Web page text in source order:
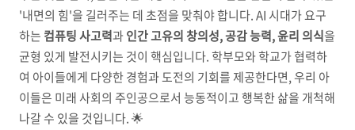
'내면의 힘'을 길러주는 데 초점을 맞춰야 합니다. AI 시대가 요구
하는 컴퓨팅 사고력과인간 고유의 창의성, 공감 능력, 윤리 의식을
균형 있게 발전시키는 것이 핵심입니다. 학부모와 학교가 협력하
여 아이들에게 다양한 경험과 도전의 기회를 제공한다면, 우리 아
이들은 미래 사회의 주인공으로서 능동적이고 행복한 삶을 개척해
나갈 수 있을 것입니다. 🌟